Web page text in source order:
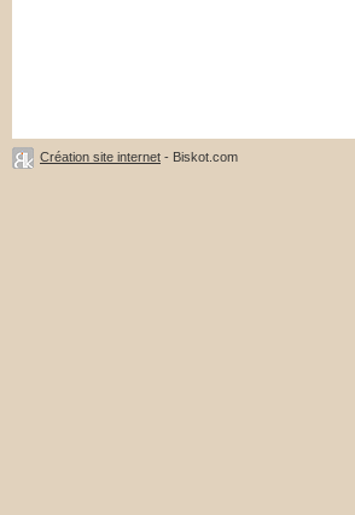
Création site internet - Biskot.com